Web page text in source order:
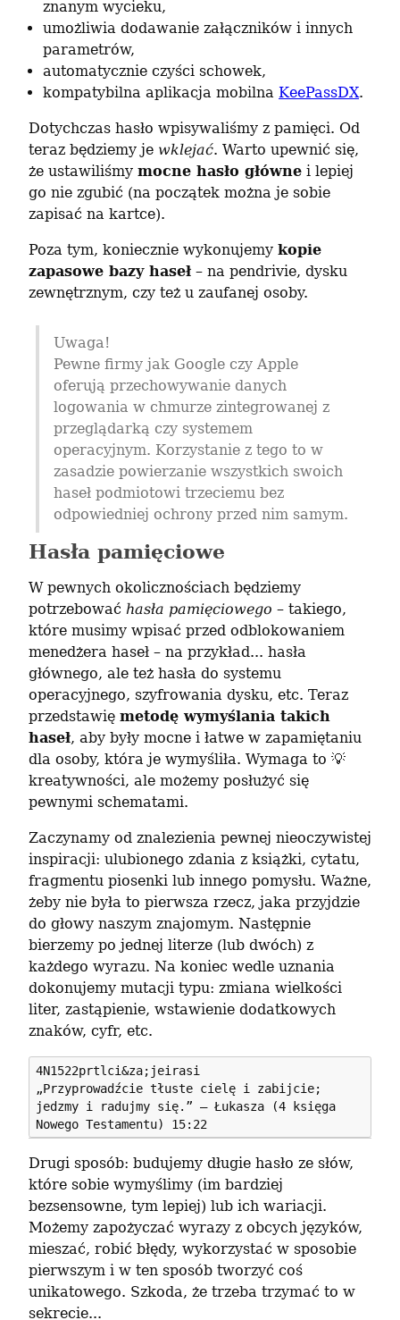
znanym wycieku,
umożliwia dodawanie załączników i innych
parametrów,
automatycznie czyści schowek,
kompatybilna aplikacja mobilna KeePassDX.
Dotychczas hasło wpisywaliśmy z pamięci. Od
teraz będziemy je wklejać. Warto upewnić się,
że ustawiliśmy mocne hasło główne i lepiej
go nie zgubić (na początek można je sobie
zapisać na kartce).
Poza tym, koniecznie wykonujemy kopie
zapasowe bazy haseł – na pendrivie, dysku
zewnętrznym, czy też u zaufanej osoby.
Uwaga!
Pewne firmy jak Google czy Apple
oferują przechowywanie danych
logowania w chmurze zintegrowanej z
przeglądarką czy systemem
operacyjnym. Korzystanie z tego to w
zasadzie powierzanie wszystkich swoich
haseł podmiotowi trzeciemu bez
odpowiedniej ochrony przed nim samym.
Hasła pamięciowe
W pewnych okolicznościach będziemy
potrzebować hasła pamięciowego – takiego,
które musimy wpisać przed odblokowaniem
menedżera haseł – na przykład... hasła
głównego, ale też hasła do systemu
operacyjnego, szyfrowania dysku, etc. Teraz
przedstawię metodę wymyślania takich
haseł, aby były mocne i łatwe w zapamiętaniu
dla osoby, która je wymyśliła. Wymaga to 💡
kreatywności, ale możemy posłużyć się
pewnymi schematami.
Zaczynamy od znalezienia pewnej nieoczywistej
inspiracji: ulubionego zdania z książki, cytatu,
fragmentu piosenki lub innego pomysłu. Ważne,
żeby nie była to pierwsza rzecz, jaka przyjdzie
do głowy naszym znajomym. Następnie
bierzemy po jednej literze (lub dwóch) z
każdego wyrazu. Na koniec wedle uznania
dokonujemy mutacji typu: zmiana wielkości
liter, zastąpienie, wstawienie dodatkowych
znaków, cyfr, etc.
4N1522prtlci&za;jeirasi
„Przyprowadźcie tłuste cielę i zabijcie;
jedzmy i radujmy się.” – Łukasza (4 księga
Nowego Testamentu) 15:22
Drugi sposób: budujemy długie hasło ze słów,
które sobie wymyślimy (im bardziej
bezsensowne, tym lepiej) lub ich wariacji.
Możemy zapożyczać wyrazy z obcych języków,
mieszać, robić błędy, wykorzystać w sposobie
pierwszym i w ten sposób tworzyć coś
unikatowego. Szkoda, że trzeba trzymać to w
sekrecie...